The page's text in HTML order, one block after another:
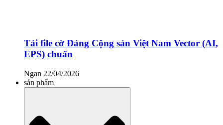
Tải file cờ Đảng Cộng sản Việt Nam Vector (AI,
EPS) chuẩn
Ngan 22/04/2026
sản phẩm